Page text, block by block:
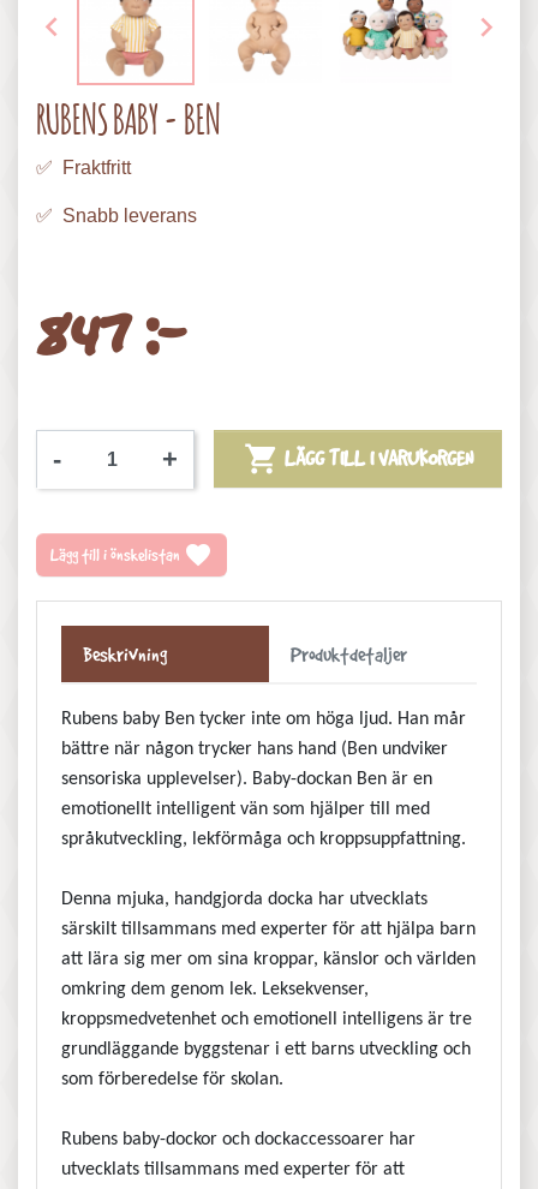
 
RUBENS BABY - BEN
✅ Fraktfritt
✅ Snabb leverans
847 :-
- +  LÄGG TILL I VARUKORGEN
Lägg till i önskelistan favorite
Beskrivning Produktdetaljer
Rubens baby Ben tycker inte om höga ljud. Han mår
bättre när någon trycker hans hand (Ben undviker
sensoriska upplevelser). Baby-dockan Ben är en
emotionellt intelligent vän som hjälper till med
språkutveckling, lekförmåga och kroppsuppfattning.
Denna mjuka, handgjorda docka har utvecklats
särskilt tillsammans med experter för att hjälpa barn
att lära sig mer om sina kroppar, känslor och världen
omkring dem genom lek. Leksekvenser,
kroppsmedvetenhet och emotionell intelligens är tre
grundläggande byggstenar i ett barns utveckling och
som förberedelse för skolan.
Rubens baby-dockor och dockaccessoarer har
utvecklats tillsammans med experter för att